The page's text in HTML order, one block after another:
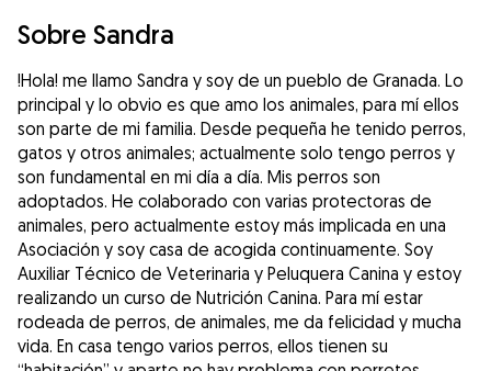
Sobre Sandra
!Hola! me llamo Sandra y soy de un pueblo de Granada. Lo
principal y lo obvio es que amo los animales, para mí ellos
son parte de mi familia. Desde pequeña he tenido perros,
gatos y otros animales; actualmente solo tengo perros y
son fundamental en mi día a día. Mis perros son
adoptados. He colaborado con varias protectoras de
animales, pero actualmente estoy más implicada en una
Asociación y soy casa de acogida continuamente. Soy
Auxiliar Técnico de Veterinaria y Peluquera Canina y estoy
realizando un curso de Nutrición Canina. Para mí estar
rodeada de perros, de animales, me da felicidad y mucha
vida. En casa tengo varios perros, ellos tienen su